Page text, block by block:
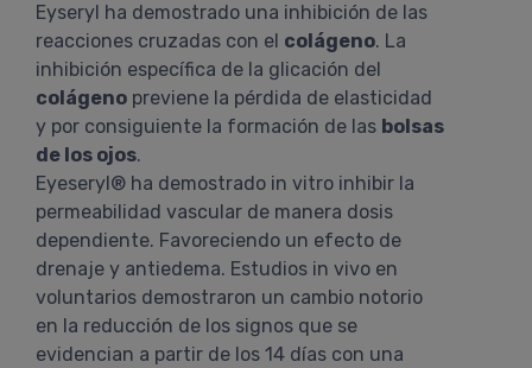
Eyseryl ha demostrado una inhibición de las
reacciones cruzadas con el colágeno. La
inhibición específica de la glicación del
colágeno previene la pérdida de elasticidad
y por consiguiente la formación de las bolsas
de los ojos.
Eyeseryl® ha demostrado in vitro inhibir la
permeabilidad vascular de manera dosis
dependiente. Favoreciendo un efecto de
drenaje y antiedema. Estudios in vivo en
voluntarios demostraron un cambio notorio
en la reducción de los signos que se
evidencian a partir de los 14 días con una